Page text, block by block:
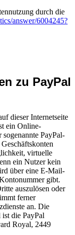
durch die
answer/6004245?
zu PayPal
dieser Internetseite
ein Online-
PayPal-
virtuelle
ein Nutzer kein
über eine E-Mail-
gibt.
auszulösen oder
ferner
an. Die
die PayPal
Royal, 2449